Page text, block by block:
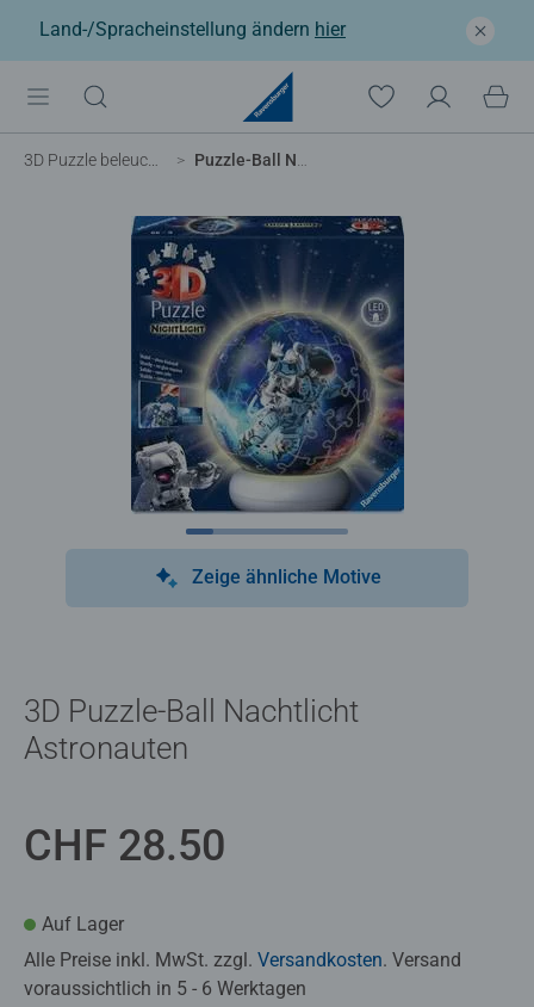
Land-/Spracheinstellung ändern hier
3D Puzzle beleuchtet Puzzle-Ball Nachtlicht Astronauten
Zeige ähnliche Motive
3D Puzzle-Ball Nachtlicht
Astronauten
CHF 28.50
Auf Lager
Alle Preise inkl. MwSt. zzgl. Versandkosten. Versand
voraussichtlich in 5 - 6 Werktagen